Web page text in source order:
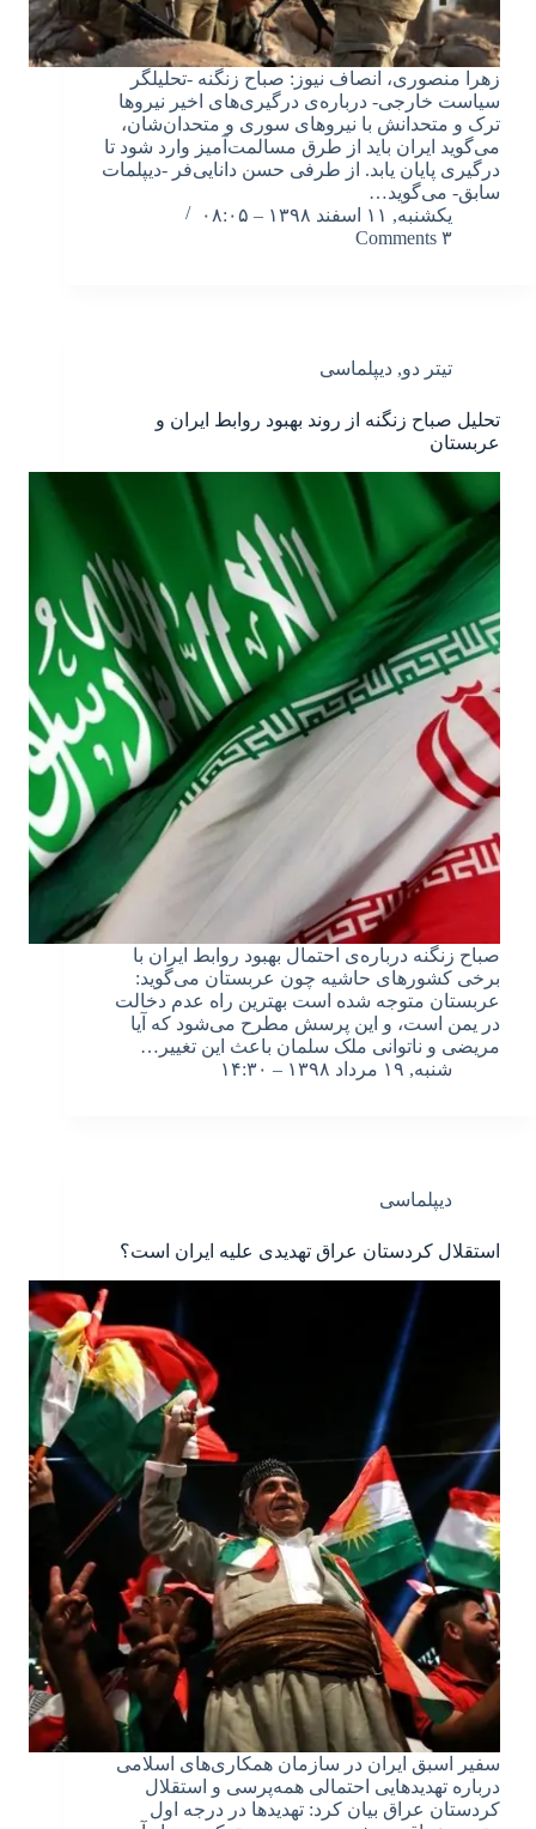
زهرا منصوری، انصاف نیوز: صباح زنگنه -تحلیلگر
سیاست خارجی- درباره‌ی درگیری‌های اخیر نیروها
ترک و متحدانش با نیروهای سوری و متحدان‌شان،
می‌گوید ایران باید از طرق مسالمت‌آمیز وارد شود تا
درگیری پایان یابد. از طرفی حسن دانایی‌فر -دیپلمات
سابق- می‌گوید…
یکشنبه, ۱۱ اسفند ۱۳۹۸ – ۰۸:۰۵
۳ Comments
تیتر دو, دیپلماسی
تحلیل صباح زنگنه از روند بهبود روابط ایران و
عربستان
صباح زنگنه درباره‌ی احتمال بهبود روابط ایران با
برخی کشورهای حاشیه چون عربستان می‌گوید:
عربستان متوجه شده است بهترین راه عدم دخالت
در یمن است، و این پرسش مطرح می‌شود که آیا
مریضی و ناتوانی ملک سلمان باعث این تغییر…
شنبه, ۱۹ مرداد ۱۳۹۸ – ۱۴:۳۰
دیپلماسی
استقلال کردستان عراق تهدیدی علیه ایران است؟
سفیر اسبق ایران در سازمان همکاری‌های اسلامی
درباره تهدیدهایی احتمالی همه‌پرسی و استقلال
کردستان عراق بیان کرد: تهدیدها در درجه اول